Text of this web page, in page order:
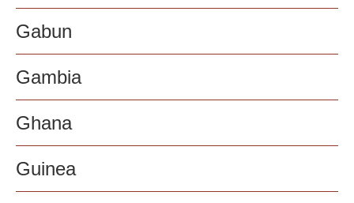
Gabun
Gambia
Ghana
Guinea